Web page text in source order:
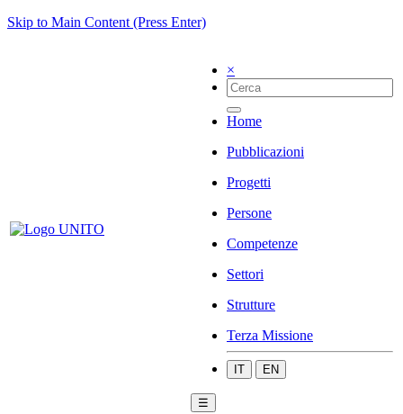
Skip to Main Content (Press Enter)
×
Home
Pubblicazioni
Progetti
Persone
Competenze
Settori
Strutture
Terza Missione
IT EN
☰